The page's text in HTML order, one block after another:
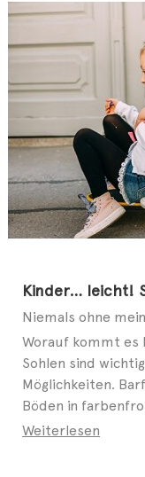
Kinder… leicht!
Worauf kommt es
Sohlen sind
Möglichkeiten.
Böden in
Weiterlesen